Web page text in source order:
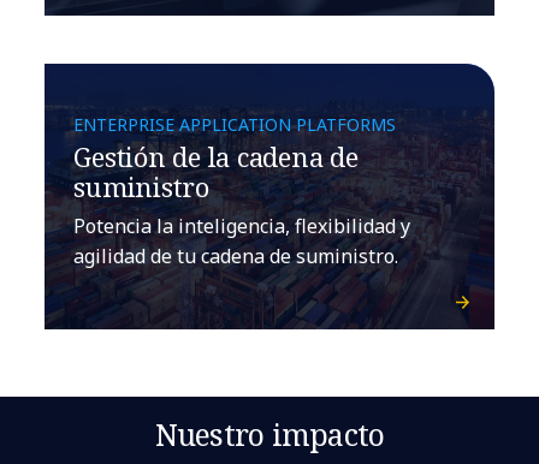
ENTERPRISE APPLICATION PLATFORMS
Gestión de la cadena de
suministro
Potencia la inteligencia, flexibilidad y
agilidad de tu cadena de suministro.
Nuestro impacto